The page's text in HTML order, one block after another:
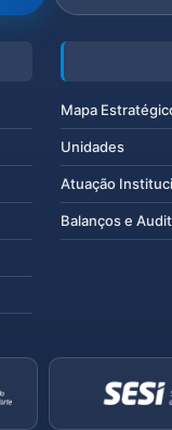
Mapa
Unidades
Atuação
Balanços e